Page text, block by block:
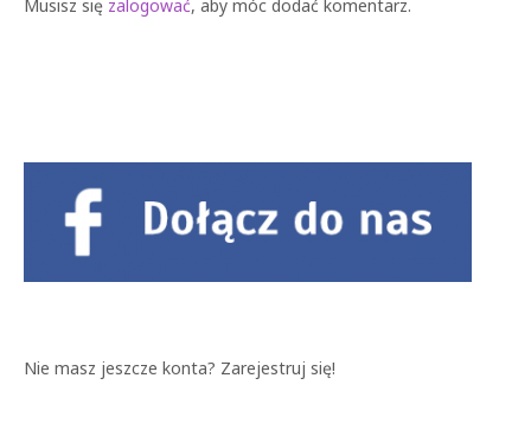
Musisz się zalogować, aby móc dodać komentarz.
Nie masz jeszcze konta? Zarejestruj się!